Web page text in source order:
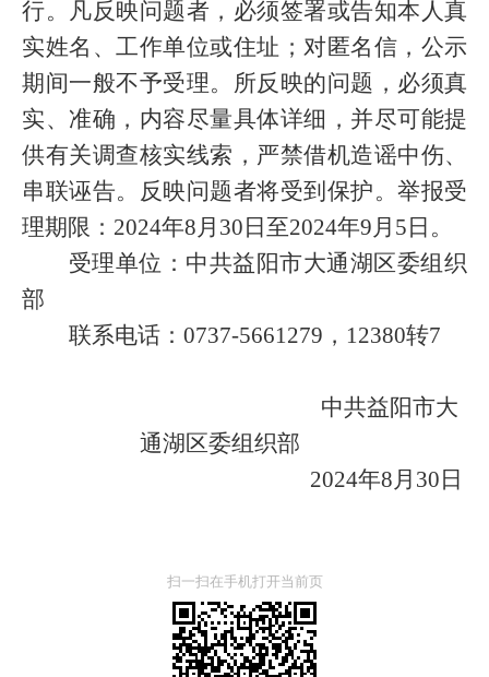
行。凡反映问题者，必须签署或告知本人真
实姓名、工作单位或住址；对匿名信，公示
期间一般不予受理。所反映的问题，必须真
实、准确，内容尽量具体详细，并尽可能提
供有关调查核实线索，严禁借机造谣中伤、
串联诬告。反映问题者将受到保护。举报受
理期限： 2024年8月 30 日至2024年9月 5 日 。
受理单位： 中共益阳市大通湖区委组织
部
联系电话： 0737-5661279 ， 12380转7
中共益阳市大
通湖区委组织部
2024年8月 30 日
扫一扫在手机打开当前页